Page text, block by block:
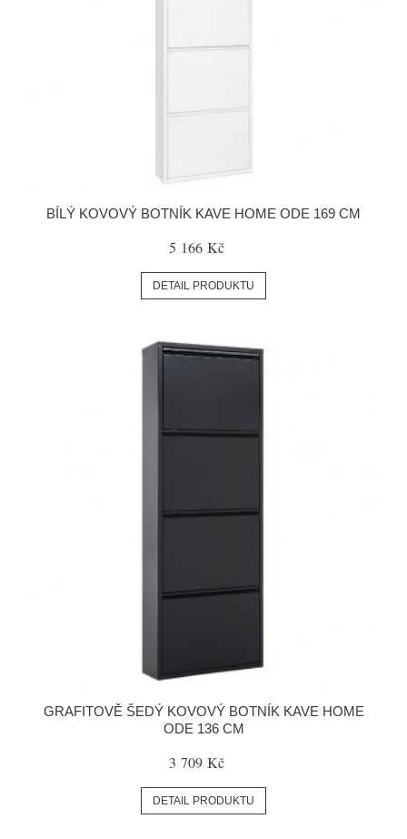
BÍLÝ KOVOVÝ BOTNÍK KAVE HOME ODE 169 CM
5 166 Kč
DETAIL PRODUKTU
GRAFITOVĚ ŠEDÝ KOVOVÝ BOTNÍK KAVE HOME
ODE 136 CM
3 709 Kč
DETAIL PRODUKTU